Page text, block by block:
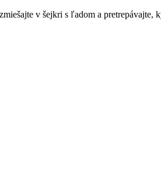
v šejkri s ľadom a